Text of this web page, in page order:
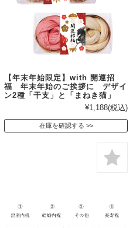
【年末年始限定】with 開運招
福 年末年始のご挨拶に デザイ
ン2種「干支」と「まねき猫」
¥1,188(税込)
在庫を確認する